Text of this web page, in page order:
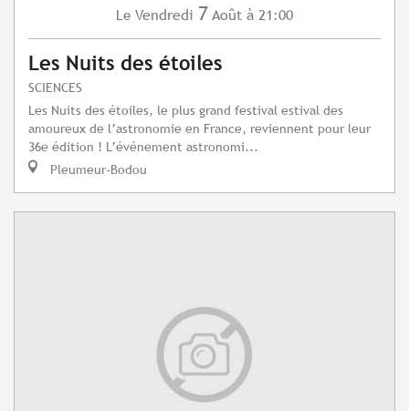
Le Vendredi 7 Août à 21:00
Les Nuits des étoiles
SCIENCES
Les Nuits des étoiles, le plus grand festival estival des
amoureux de l’astronomie en France, reviennent pour leur
36e édition ! L’événement astronomi...
Pleumeur-Bodou